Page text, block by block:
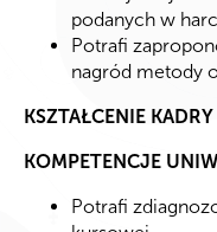
podanych w
Potrafi
nagród metody
KSZTAŁCENIE KADRY
KOMPETENCJE
Potrafi